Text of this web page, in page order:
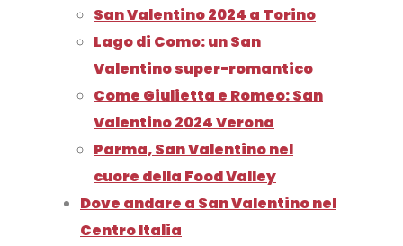
San Valentino 2024 a Torino
Lago di Como: un San
Valentino super-romantico
Come Giulietta e Romeo: San
Valentino 2024 Verona
Parma, San Valentino nel
cuore della Food Valley
Dove andare a San Valentino nel
Centro Italia